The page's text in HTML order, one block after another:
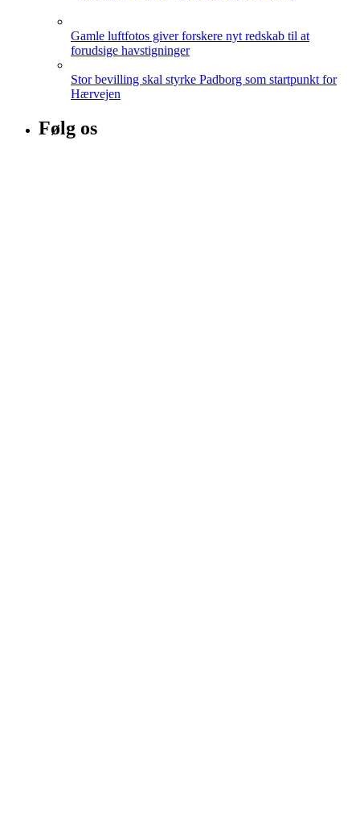
Gamle luftfotos giver forskere nyt redskab til at
forudsige havstigninger
Stor bevilling skal styrke Padborg som startpunkt for
Hærvejen
Følg os